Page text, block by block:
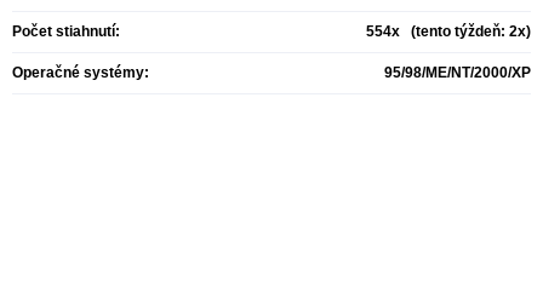
Počet stiahnutí: 554x (tento týždeň: 2x)
Operačné systémy: 95/98/ME/NT/2000/XP